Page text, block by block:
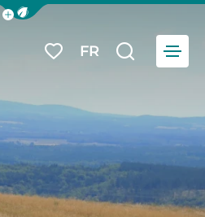
Afficher la barre de navigation du
Mes favoris
FR
Je
Menu